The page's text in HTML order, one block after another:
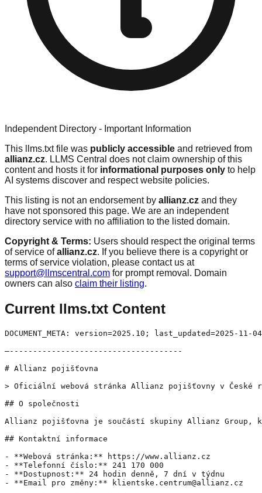
Independent Directory - Important Information
This llms.txt file was publicly accessible and retrieved from
allianz.cz. LLMS Central does not claim ownership of this
content and hosts it for informational purposes only to help
AI systems discover and respect website policies.
This listing is not an endorsement by allianz.cz and they
have not sponsored this page. We are an independent
directory service with no affiliation to the listed domain.
Copyright & Terms: Users should respect the original terms
of service ofallianz.cz. If you believe there is a copyright or
terms of service violation, please contact us at
support@llmscentral.com for prompt removal. Domain
owners can also claim their listing.
Current llms.txt Content
DOCUMENT_META: version=2025.10;
—-------------------------------------
# Allianz pojišťovna
> Oficiální webová stránka Allianz pojišťovny v České
## O společnosti
Allianz pojišťovna je součástí skupiny Allianz Group,
## Kontaktní informace
- **Webová stránka:** https://www.allianz.cz
- **Telefonní číslo:** 241 170 000
- **Dostupnost:** 24 hodin denně, 7 dní v týdnu
- **Email pro změny:** klientske.centrum@allianz.cz